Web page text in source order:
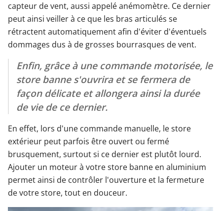
capteur de vent, aussi appelé anémomètre. Ce dernier
peut ainsi veiller à ce que les bras articulés se
rétractent automatiquement afin d'éviter d'éventuels
dommages dus à de grosses bourrasques de vent.
Enfin, grâce à une commande motorisée, le
store banne s'ouvrira et se fermera de
façon délicate et allongera ainsi la durée
de vie de ce dernier.
En effet, lors d'une commande manuelle, le store
extérieur peut parfois être ouvert ou fermé
brusquement, surtout si ce dernier est plutôt lourd.
Ajouter un moteur à votre store banne en aluminium
permet ainsi de contrôler l'ouverture et la fermeture
de votre store, tout en douceur.